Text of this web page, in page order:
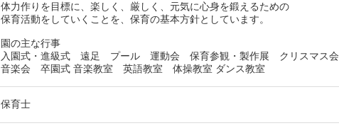
体力作りを目標に、楽しく、厳しく、元気に心身を鍛えるための
保育活動をしていくことを、保育の基本方針としています。
園の主な行事
入園式・進級式 遠足 プール 運動会 保育参観・製作展 クリスマス会
音楽会 卒園式 音楽教室 英語教室 体操教室 ダンス教室
保育士